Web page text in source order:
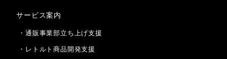
サービス案内
・通販事業部立ち上げ支援
・レトルト商品開発支援